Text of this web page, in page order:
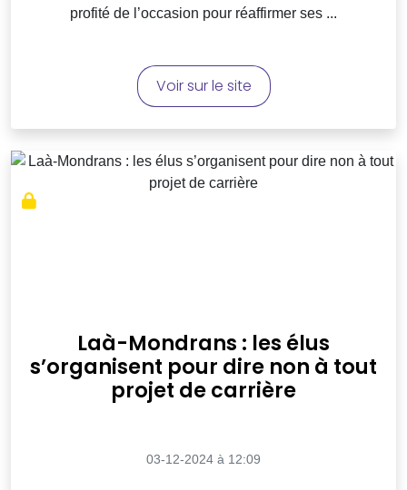
profité de l’occasion pour réaffirmer ses ...
Voir sur le site
Laà-Mondrans : les élus
s’organisent pour dire non à tout
projet de carrière
03-12-2024 à 12:09